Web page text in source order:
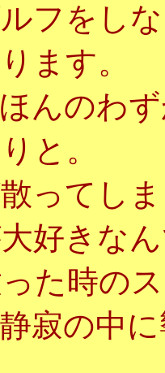
フをし
ます。
んのわ
と。
ってし
好きな
た時の
寂の中